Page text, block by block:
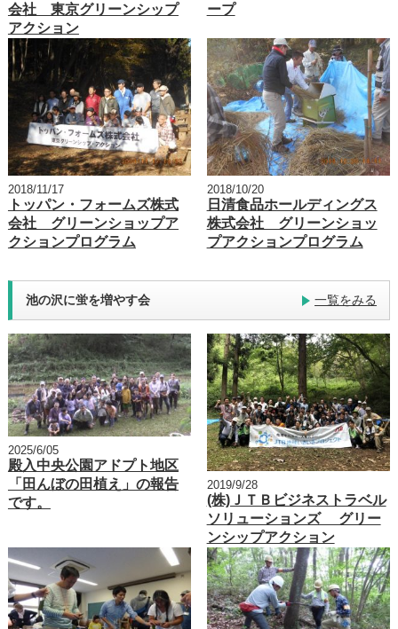
会社 東京グリーンシップ
アクション
ープ
2018/11/17
トッパン・フォームズ株式
会社 グリーンショップア
クションプログラム
2018/10/20
日清食品ホールディングス
株式会社 グリーンショッ
プアクションプログラム
池の沢に蛍を増やす会 一覧をみる
2025/6/05
殿入中央公園アドプト地区
「田んぼの田植え」の報告
です。
2019/9/28
(株)ＪＴＢビジネストラベル
ソリューションズ グリー
ンシップアクション